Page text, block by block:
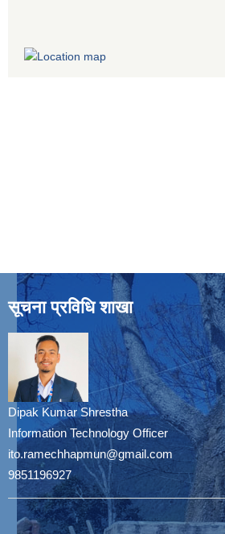
सूचना प्रविधि शाखा
Dipak Kumar Shrestha
Information Technology Officer
ito.ramechhapmun@gmail.com
9851196927